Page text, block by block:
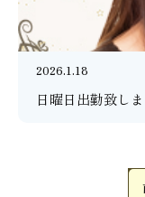
2026.1.18
日曜日出勤致し